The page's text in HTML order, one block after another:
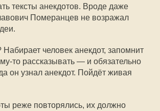
тексты анекдотов. Вроде даже
Померанцев не возражал
человек анекдот, запомнит
то рассказывать — и обязательно
он узнал анекдот. Пойдёт живая
реже повторялись, их должно